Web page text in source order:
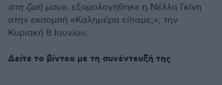
στη ζωή μου», εξομολογήθηκε η Νέλλη Γκίνη
στην εκπομπή «Καλημέρα είπαμε;», την
Κυριακή 8 Ιουνίου.
Δείτε το βίντεο με τη συνέντευξή της